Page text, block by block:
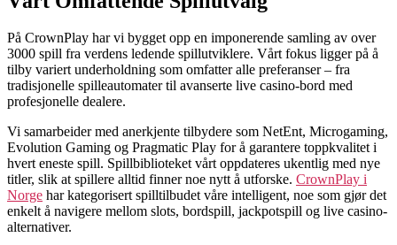
På CrownPlay har vi bygget opp en imponerende samling av over
3000 spill fra verdens ledende spillutviklere. Vårt fokus ligger på å
tilby variert underholdning som omfatter alle preferanser – fra
tradisjonelle spilleautomater til avanserte live casino-bord med
profesjonelle dealere.
Vi samarbeider med anerkjente tilbydere som NetEnt, Microgaming,
Evolution Gaming og Pragmatic Play for å garantere toppkvalitet i
hvert eneste spill. Spillbiblioteket vårt oppdateres ukentlig med nye
titler, slik at spillere alltid finner noe nytt å utforske. CrownPlay i
Norge har kategorisert spilltilbudet våre intelligent, noe som gjør det
enkelt å navigere mellom slots, bordspill, jackpotspill og live casino-
alternativer.